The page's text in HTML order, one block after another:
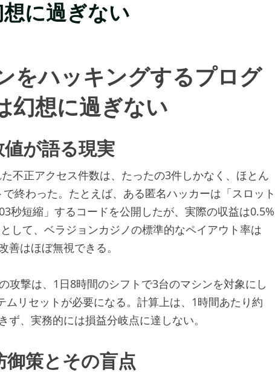
に過ぎない
をハッキングするプログ
想に過ぎない
が語る現実
不正アクセス件数は、たったの3件しかなく、ほとん
終わった。たとえば、ある匿名ハッカーは「スロット
秒短縮」するコードを公開したが、実際の収益は0.5%
して、ベラジョンカジノの標準的なペイアウト率は
善はほぼ無視できる。
攻撃は、1日8時間のシフトで3台のマシンを対象にし
ムリセットが必要になる。計算上は、1時間あたり約
ず、実務的には損益分岐点に達しない。
策とその盲点